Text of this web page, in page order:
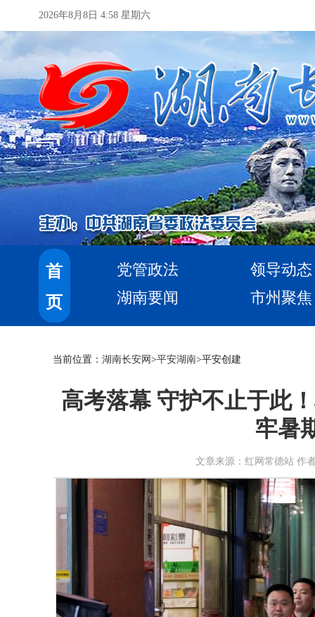
2026年8月8日 4:58 星期六
首
页
党管政法
领导动态
湖南要闻
市州聚焦
当前位置： 湖南长安网 >平安湖南>平安创建
高考落幕 守护不止于此
牢暑
文章来源：红网常德站 作